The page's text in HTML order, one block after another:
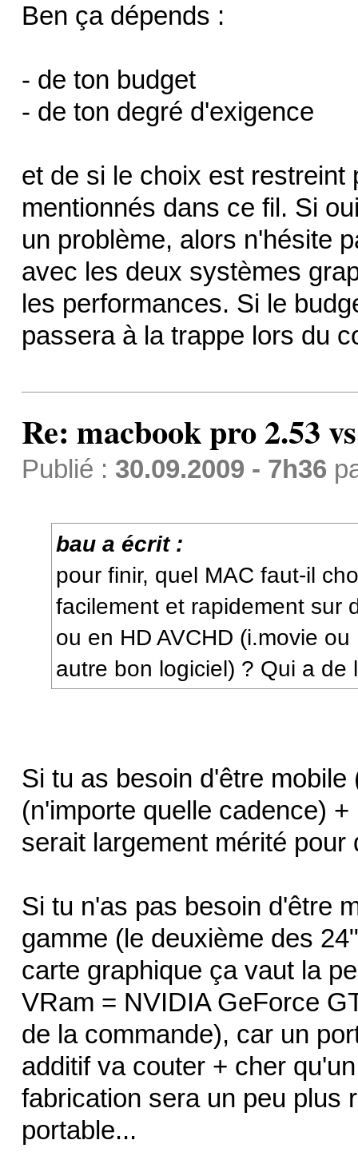
Ben ça dépends :
- de ton budget
- de ton degré d'exigence
et de si le choix est restreint
mentionnés dans ce fil. Si
un problème, alors n'hésite
avec les deux systèmes
les performances. Si le
passera à la trappe lors du
Re: macbook pro 2.53
Publié : 30.09.2009 - 7h36
bau a écrit :
pour finir, quel MAC faut-il
facilement et rapidement sur
ou en HD AVCHD (i.movie
autre bon logiciel) ? Qui a de
Si tu as besoin d'être
(n'importe quelle cadence)
serait largement mérité
Si tu n'as pas besoin d'être
gamme (le deuxième des
carte graphique ça vaut la
VRam = NVIDIA GeForce
de la commande), car un
additif va couter + cher
fabrication sera un peu plus
portable...